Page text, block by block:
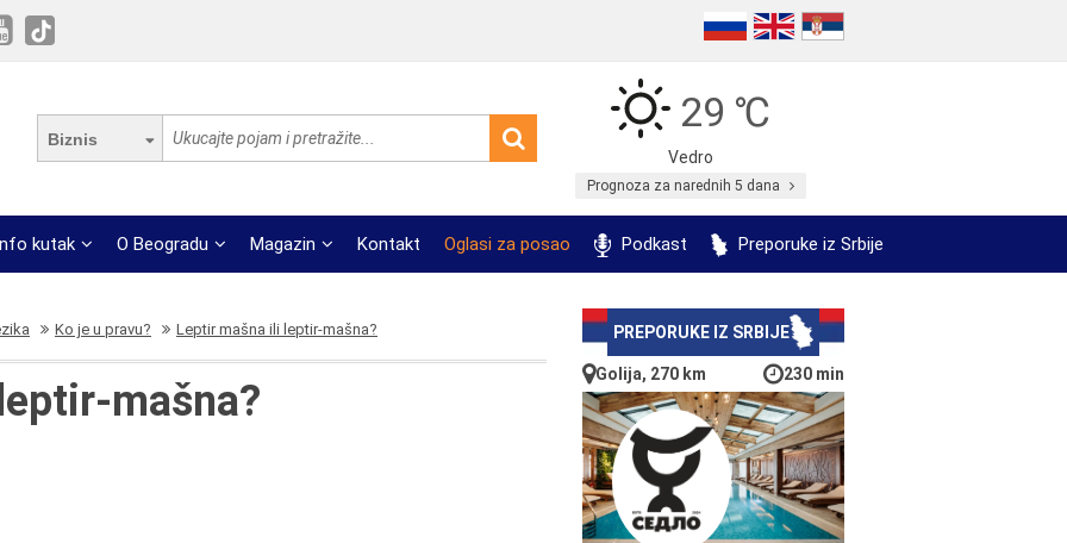
Biznis
29 ℃
Vedro
Prognoza za narednih 5 dana
kutak O Beogradu Magazin Kontakt Oglasi za posao Podkast Preporuke iz Srbije
Ko je u pravu? Leptir mašna ili leptir-mašna?
mašna?
PREPORUKE IZ SRBIJE
Golija, 270 km 230 min